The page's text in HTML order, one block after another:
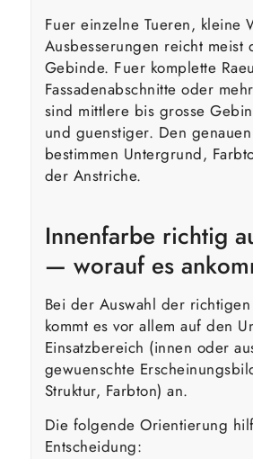
Fuer einzelne Tueren, kleine
Ausbesserungen reicht meist
Gebinde. Fuer komplette
Fassadenabschnitte oder
sind mittlere bis grosse
und guenstiger. Den
bestimmen Untergrund,
der Anstriche.
Innenfarbe richtig
— worauf es
Bei der Auswahl der
kommt es vor allem auf den
Einsatzbereich (innen oder
gewuenschte
Struktur, Farbton) an.
Die folgende Orientierung
Entscheidung: